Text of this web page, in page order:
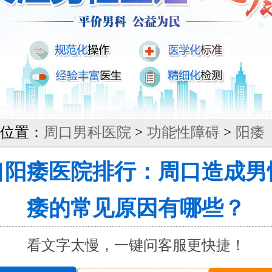
置： 周口男科医院 > 功能性障碍 > 阳痿
痿医院排行：周口造成
痿的常见原因有哪些？
看文字太慢，一键问客服更快捷！